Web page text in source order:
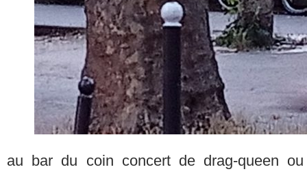
au bar du coin concert de drag-queen